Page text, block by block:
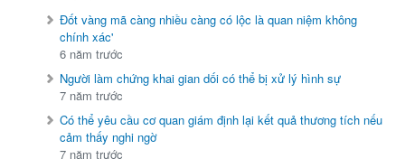
Đốt vàng mã càng nhiều càng có lộc là quan niệm không
chính xác'
6 năm trước
Người làm chứng khai gian dối có thể bị xử lý hình sự
7 năm trước
Có thể yêu cầu cơ quan giám định lại kết quả thương tích nếu
cảm thấy nghi ngờ
7 năm trước